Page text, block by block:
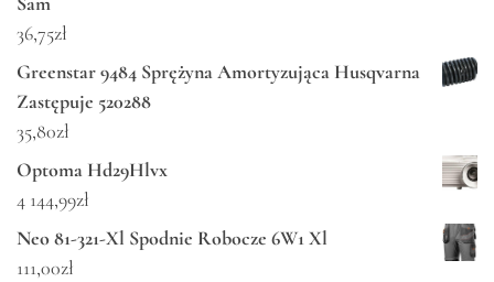
36,75zł
Greenstar 9484 Sprężyna Amortyzująca Husqvarna
Zastępuje 520288
35,80zł
Optoma Hd29Hlvx
4 144,99zł
Neo 81-321-Xl Spodnie Robocze 6W1 Xl
111,00zł